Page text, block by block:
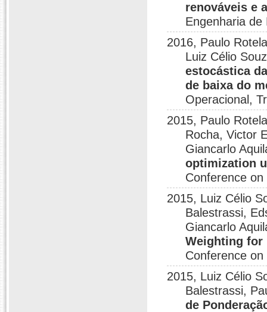
renováveis e
Engenharia de
2016, Paulo
Luiz Célio
estocástica
de baixa do
Operacional,
2015, Paulo
Rocha, Victor
Giancarlo
optimization
Conference
2015, Luiz Célio
Balestrassi,
Giancarlo
Weighting
Conference
2015, Luiz Célio
Balestrassi,
de